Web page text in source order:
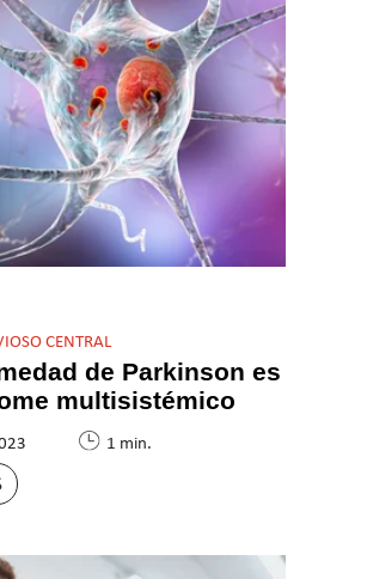
CENTRAL
de Parkinson es
multisistémico
1 min.